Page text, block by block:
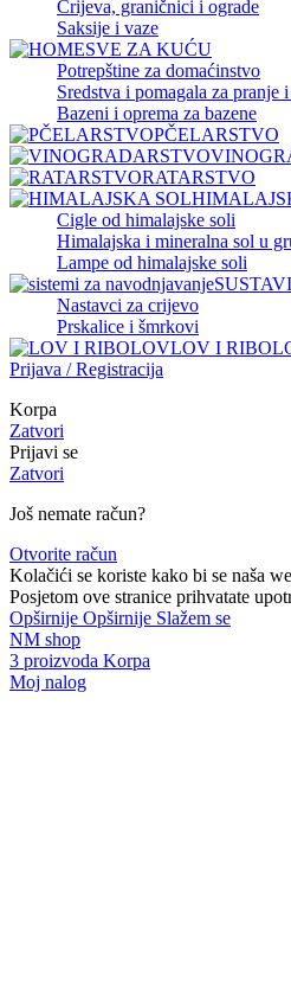
Crijeva, graničnici i ograde
Saksije i vaze
SVE ZA KUĆU
Potrepštine za domaćinstvo
Sredstva i pomagala za pranje
Bazeni i oprema za bazene
PČELARSTVO
RATARSTVO
Cigle od himalajske soli
Himalajska i mineralna sol u
Lampe od himalajske soli
Nastavci za crijevo
Prskalice i šmrkovi
LOV I
Prijava / Registracija
Korpa
Zatvori
Prijavi se
Zatvori
Još nemate račun?
Otvorite račun
Kolačići se koriste kako bi se naša
Posjetom ove stranice prihvatate
Opširnije Opširnije Slažem se
NM shop
3 proizvoda Korpa
Moj nalog